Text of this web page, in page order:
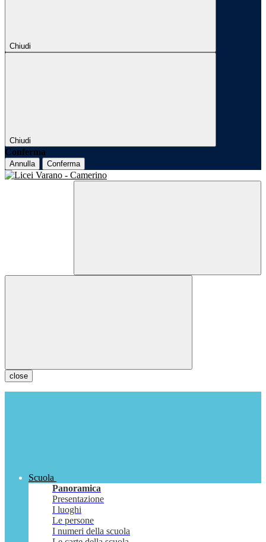
Chiudi
Chiudi
Conferma
Annulla Conferma
close
Scuola
Panoramica
Presentazione
I luoghi
Le persone
I numeri della scuola